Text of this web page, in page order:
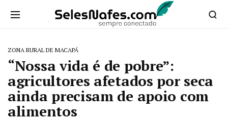
ZONA RURAL DE MACAPÁ
“Nossa vida é de pobre”:
agricultores afetados por seca
ainda precisam de apoio com
alimentos